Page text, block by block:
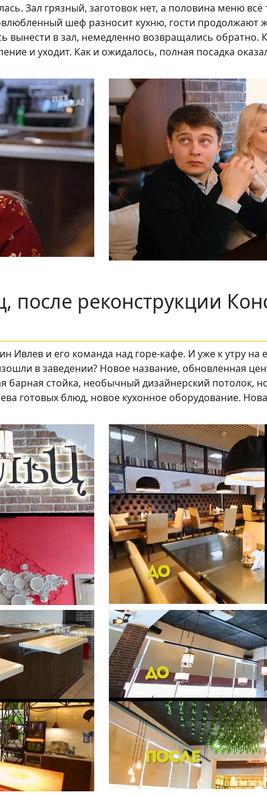
Зал грязный, заготовок нет, а половина меню
шеф разносит кухню, гости продолжают
вынести в зал, немедленно возвращались обратно.
и уходит. Как и ожидалось, полная посадка
после реконструкции
Ивлев и его команда над горе-кафе. И уже к утру на
в заведении? Новое название, обновленная
стойка, необычный дизайнерский потолок,
готовых блюд, новое кухонное оборудование.
Подписывайтесь на телеграм-канал.
каждую неделю.
Подписаться
Нас уже 5400